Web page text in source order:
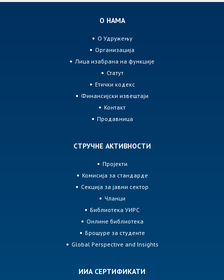
О НАМА
О Удружењу
Организација
Лица изабрана на функције
Статут
Етички кодекс
Финансијски извештаји
Контакт
Продавница
СТРУЧНЕ АКТИВНОСТИ
Пројекти
Комисија за стандарде
Секција за јавни сектор
Чланци
Библиотека УИРС
Онлине библиотека
Брошуре за студенте
Global Perspective and Insights
ИИА СЕРТИФИКАТИ